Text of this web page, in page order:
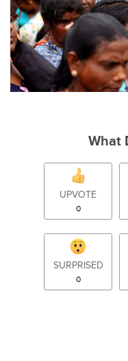
What
UPVOTE
0
SURPRISED
0